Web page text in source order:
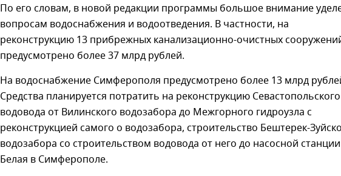
По его словам, в новой редакции программы большое внимание
вопросам водоснабжения и водоотведения. В частности, на
реконструкцию 13 прибрежных канализационно-очистных
предусмотрено более 37 млрд рублей.
На водоснабжение Симферополя предусмотрено более 13 млрд
Средства планируется потратить на реконструкцию Севастопольского
водовода от Вилинского водозабора до Межгорного гидроузла с
реконструкцией самого о водозабора, строительство Бештерек-
водозабора со строительством водовода от него до насосной станции
Белая в Симферополе.